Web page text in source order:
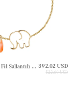
Damla Mercan Fil Sallantılı Altın Halhal 392.02 USD
522.69 USD